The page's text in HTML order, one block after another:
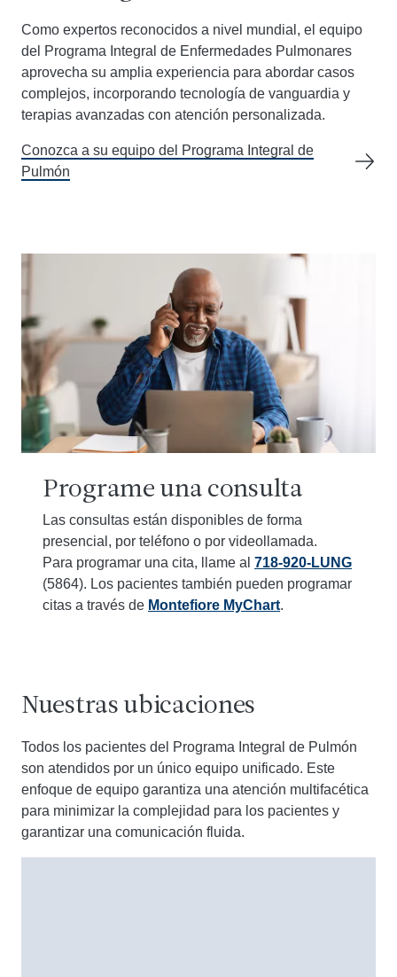
Como expertos reconocidos a nivel mundial, el equipo
del Programa Integral de Enfermedades Pulmonares
aprovecha su amplia experiencia para abordar casos
complejos, incorporando tecnología de vanguardia y
terapias avanzadas con atención personalizada.
Conozca a su equipo del Programa Integral de
Pulmón
Programe una consulta
Las consultas están disponibles de forma
presencial, por teléfono o por videollamada.
Para programar una cita, llame al 718-920-LUNG
(5864). Los pacientes también pueden programar
citas a través de Montefiore MyChart.
Nuestras ubicaciones
Todos los pacientes del Programa Integral de Pulmón
son atendidos por un único equipo unificado. Este
enfoque de equipo garantiza una atención multifacética
para minimizar la complejidad para los pacientes y
garantizar una comunicación fluida.